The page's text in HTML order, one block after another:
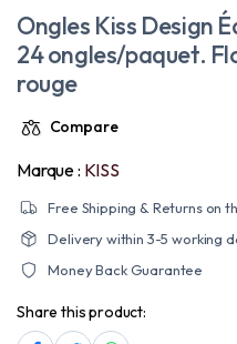
Ongles Kiss Design
24 ongles/paquet.
rouge
Compare
Marque : KISS
Free Shipping & Returns on
Delivery within 3-5 working
Money Back Guarantee
Share this product: